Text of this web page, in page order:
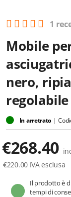
1
Mobile
nero,
regolabile
In arretrato |
€268.40
€220.00IVA esclusa
Il prodotto è
tempi di